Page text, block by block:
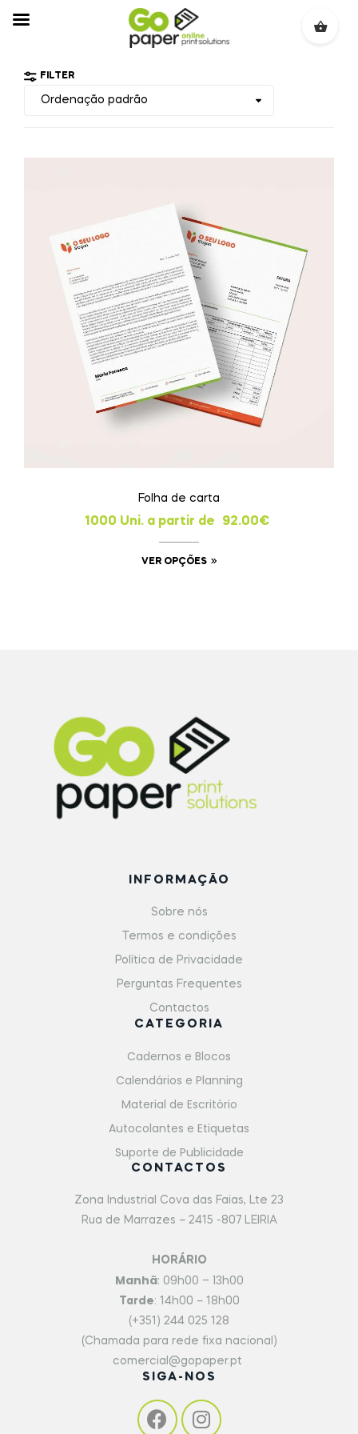
FILTER
Folha de carta
1000 Uni. a partir de 92.00€
VER OPÇÕES
INFORMAÇÃO
Sobre nós
Termos e condições
Política de Privacidade
Perguntas Frequentes
Contactos
CATEGORIA
Cadernos e Blocos
Calendários e Planning
Material de Escritório
Autocolantes e Etiquetas
Suporte de Publicidade
CONTACTOS
Zona Industrial Cova das Faias, Lte 23
Rua de Marrazes – 2415 -807 LEIRIA
HORÁRIO
Manhã: 09h00 – 13h00
Tarde: 14h00 – 18h00
(+351) 244 025 128
(Chamada para rede fixa nacional)
comercial@gopaper.pt
SIGA-NOS